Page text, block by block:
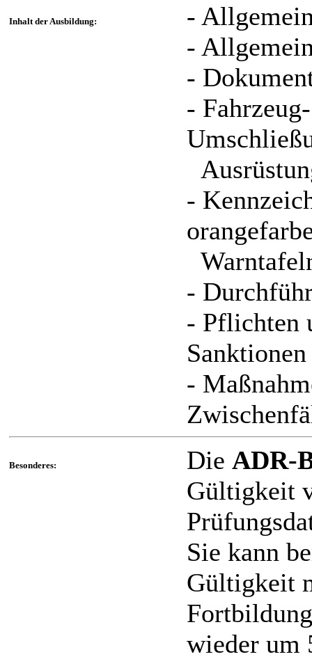
Inhalt der Ausbildung:
-
-
-
-
-
-
- Pflichten
Sanktionen
-
Besonderes: Die ADR-
Gültigkeit
Sie kann
Gültigkeit
wieder um